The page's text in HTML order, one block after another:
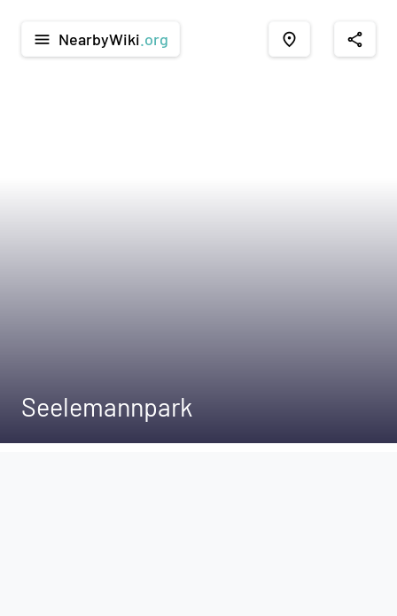
menu NearbyWiki .org place share
Seelemannpark